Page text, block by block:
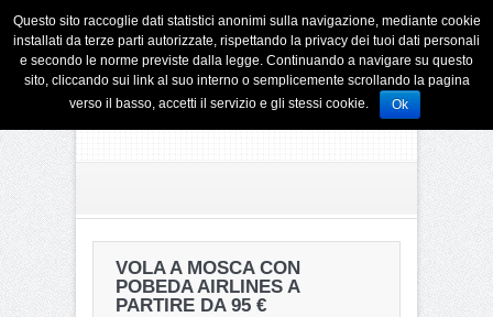
VOLA A MOSCA CON
POBEDA AIRLINES A
PARTIRE DA 95 €
Questo sito raccoglie dati statistici anonimi sulla navigazione, mediante cookie
installati da terze parti autorizzate, rispettando la privacy dei tuoi dati personali
e secondo le norme previste dalla legge. Continuando a navigare su questo
sito, cliccando sui link al suo interno o semplicemente scrollando la pagina
verso il basso, accetti il servizio e gli stessi cookie.
Ok